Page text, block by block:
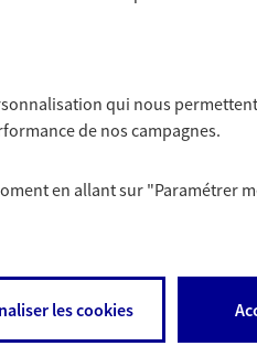
à vous offrir les
l'assurance voiture
qui nous
de nos campagnes.
en allant sur "Paramétrer
les cookies